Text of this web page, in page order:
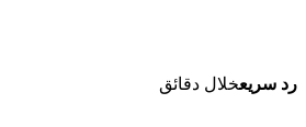
رد سريعخلال دقائق